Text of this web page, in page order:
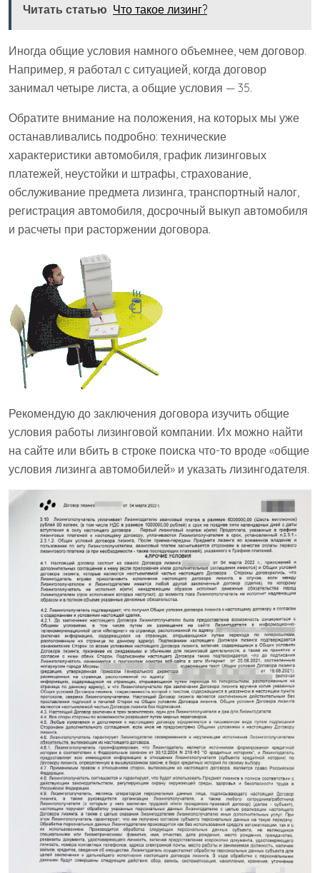
Читать статью Что такое лизинг?
Иногда общие условия намного объемнее, чем договор.
Например, я работал с ситуацией, когда договор
занимал четыре листа, а общие условия — 35.
Обратите внимание на положения, на которых мы уже
останавливались подробно: технические
характеристики автомобиля, график лизинговых
платежей, неустойки и штрафы, страхование,
обслуживание предмета лизинга, транспортный налог,
регистрация автомобиля, досрочный выкуп автомобиля
и расчеты при расторжении договора.
Рекомендую до заключения договора изучить общие
условия работы лизинговой компании. Их можно найти
на сайте или вбить в строке поиска что-то вроде «общие
условия лизинга автомобилей» и указать лизингодателя.